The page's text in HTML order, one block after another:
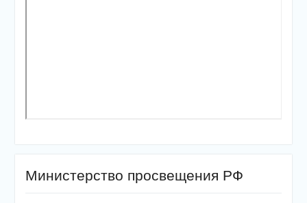
Министерство просвещения РФ